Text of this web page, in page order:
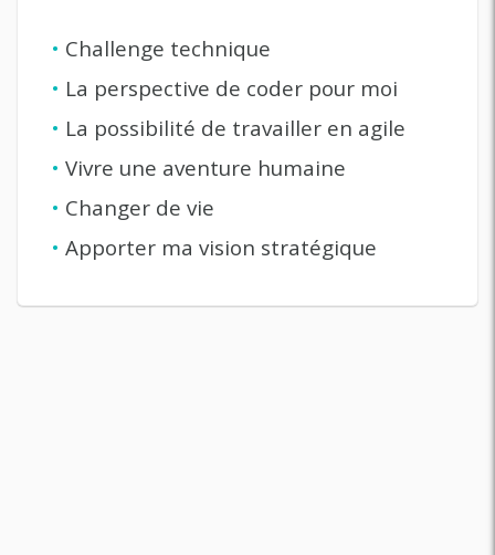
• Challenge technique
• La perspective de coder pour moi
• La possibilité de travailler en agile
• Vivre une aventure humaine
• Changer de vie
• Apporter ma vision stratégique